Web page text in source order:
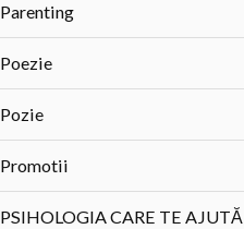
Parenting
Poezie
Pozie
Promotii
PSIHOLOGIA CARE TE AJUTĂ